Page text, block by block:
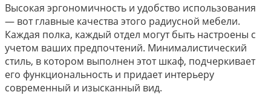
Высокая эргономичность и удобство использования
— вот главные качества этого радиусной мебели.
Каждая полка, каждый отдел могут быть настроены с
учетом ваших предпочтений. Минималистический
стиль, в котором выполнен этот шкаф, подчеркивает
его функциональность и придает интерьеру
современный и изысканный вид.